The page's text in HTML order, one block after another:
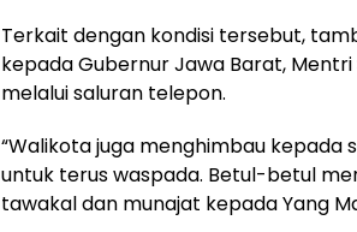
Terkait dengan kondisi tersebut,
kepada Gubernur Jawa Barat,
melalui saluran telepon.
“Walikota juga menghimbau kepada
untuk terus waspada. Betul-betul
tawakal dan munajat kepada Yang